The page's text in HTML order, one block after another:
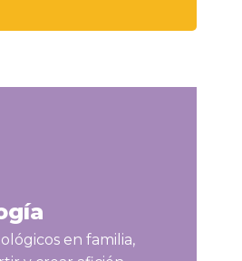
en familia,